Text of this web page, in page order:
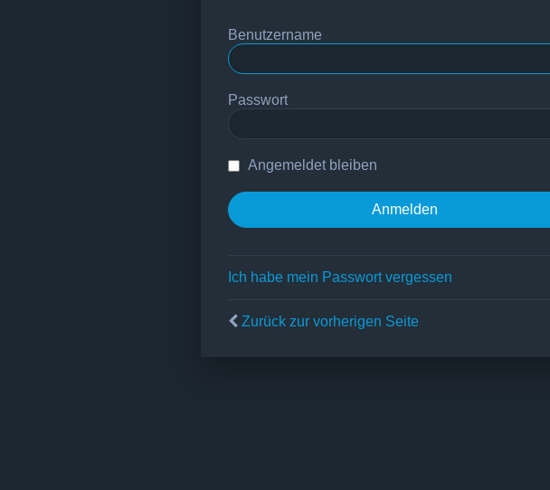
Benutzername
Passwort
Angemeldet bleiben
Ich habe mein Passwort vergessen
Zurück zur vorherigen Seite